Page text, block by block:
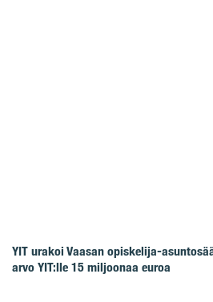
YIT urakoi Vaasan opiskelija-
arvo YIT:lle 15 miljoonaa euroa